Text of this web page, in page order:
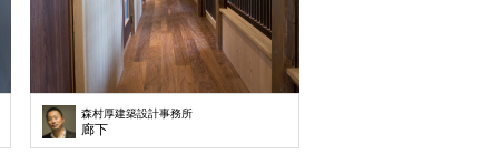
森村厚建築設計事務所
廊下